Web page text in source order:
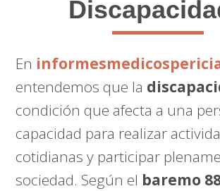
En
entendemos que la
condición que afecta a una
capacidad para realizar
cotidianas y participar
sociedad. Según el baremo